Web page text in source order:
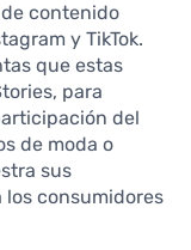
contenido
y TikTok.
que estas
para
del
de moda o
sus
consumidores